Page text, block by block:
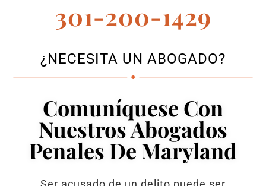
301-200-1429
¿NECESITA UN ABOGADO?
Comuníquese Con
Nuestros Abogados
Penales De Maryland